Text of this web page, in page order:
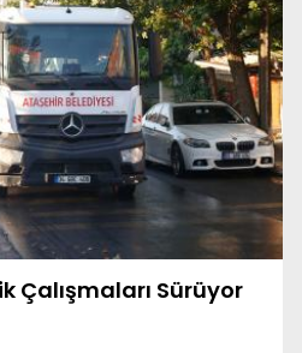
Çalışmaları Sürüyor